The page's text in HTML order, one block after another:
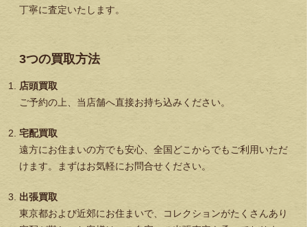
丁寧に査定いたします。
3つの買取方法
店頭買取
ご予約の上、当店舗へ直接お持ち込みください。
宅配買取
遠方にお住まいの方でも安心、全国どこからでもご利用いただ
けます。まずはお気軽にお問合せください。
出張買取
東京都および近郊にお住まいで、コレクションがたくさんあり